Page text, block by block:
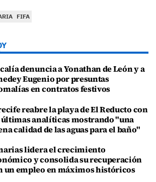
FIFA
denuncia a Yonathan de León y a
Eugenio por presuntas
en contratos festivos
reabre la playa de El Reducto con
últimas analíticas mostrando "una
calidad de las aguas para el baño"
lidera el crecimiento
y consolida su recuperación
un empleo en máximos históricos